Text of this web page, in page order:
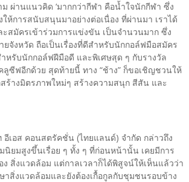
านแนวคิด ‘มากกว่ากีฬา คือน้ำใจนักกีฬา ซึ่ง
ห้การสนับสนุนมาอย่างต่อเนื่อง ที่ผ่านมา เราได้
สมัครเข้าร่วมการแข่งขัน เป็นจำนวนมาก ซึ่ง
จังหวัด ถือเป็นเรื่องที่ดีสำหรับนักกอล์ฟมือสมัคร
รับนักกอล์ฟฝีมือดี และพิเศษสุด ๆ กับรางวัล
ซีฟอีกด้วย สุดท้ายนี้ ทาง “ช้าง” ก็ขอเชิญชวนให้
ร้างมิตรภาพใหม่ๆ สร้างความสนุก สีสัน และ
อส คอนสตรัคชั่น (ไทยแลนด์) จำกัด กล่าวถึง
ยมสูงขึ้นเรื่อย ๆ ทั้ง ๆ ที่ก่อนหน้านั้น เคยมีการ
สิ่งแวดล้อม แต่กาลเวลาก็ได้พิสูจน์ให้เห็นแล้วว่า
สิ่งแวดล้อมและยังต้องเกื้อกูลกับชุมชนรอบข้าง